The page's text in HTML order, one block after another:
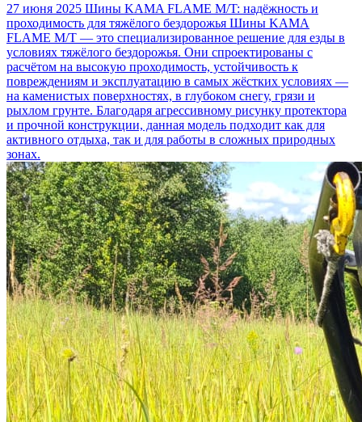
27 июня 2025 Шины KAMA FLAME M/T: надёжность и
проходимость для тяжёлого бездорожья Шины KAMA
FLAME M/T — это специализированное решение для езды в
условиях тяжёлого бездорожья. Они спроектированы с
расчётом на высокую проходимость, устойчивость к
повреждениям и эксплуатацию в самых жёстких условиях —
на каменистых поверхностях, в глубоком снегу, грязи и
рыхлом грунте. Благодаря агрессивному рисунку протектора
и прочной конструкции, данная модель подходит как для
активного отдыха, так и для работы в сложных природных
зонах.